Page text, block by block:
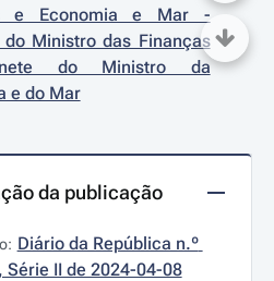
e Economia e Mar -
do Ministro das Finanças
do Ministro da
e do Mar
da publicação
Diário da República n.º
Série II de 2024-04-08